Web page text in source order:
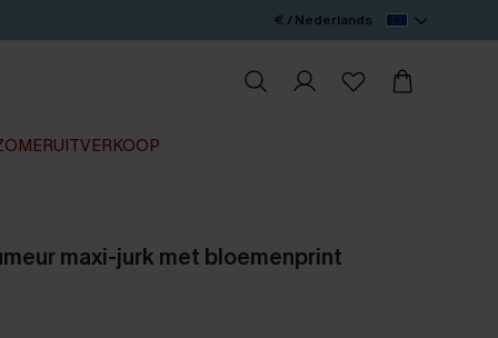
€ / Nederlands
maxi-jurk met bloemenprint